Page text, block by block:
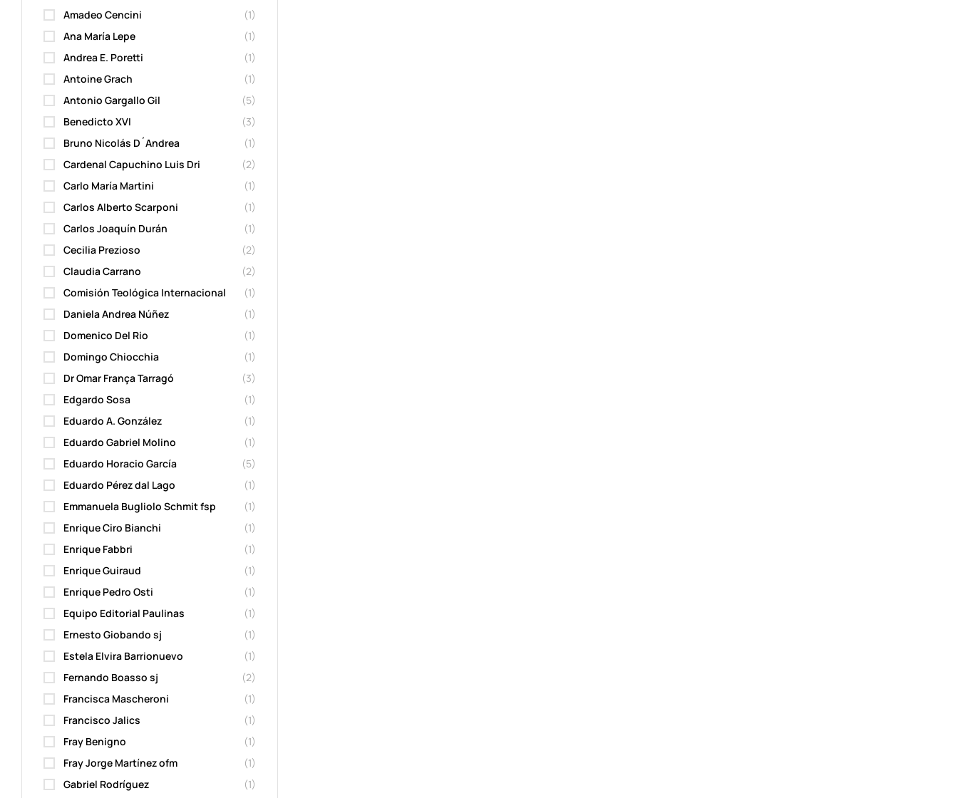
Amadeo Cencini
(1)
Ana María Lepe
(1)
Andrea E. Poretti
(1)
Antoine Grach
(1)
Antonio Gargallo Gil
(5)
Benedicto XVI
(3)
Bruno Nicolás D´Andrea
(1)
Cardenal Capuchino Luis Dri
(2)
Carlo María Martini
(1)
Carlos Alberto Scarponi
(1)
Carlos Joaquín Durán
(1)
Cecilia Prezioso
(2)
Claudia Carrano
(2)
Comisión Teológica Internacional
(1)
Daniela Andrea Núñez
(1)
Domenico Del Rio
(1)
Domingo Chiocchia
(1)
Dr Omar França Tarragó
(3)
Edgardo Sosa
(1)
Eduardo A. González
(1)
Eduardo Gabriel Molino
(1)
Eduardo Horacio García
(5)
Eduardo Pérez dal Lago
(1)
Emmanuela Bugliolo Schmit fsp
(1)
Enrique Ciro Bianchi
(1)
Enrique Fabbri
(1)
Enrique Guiraud
(1)
Enrique Pedro Osti
(1)
Equipo Editorial Paulinas
(1)
Ernesto Giobando sj
(1)
Estela Elvira Barrionuevo
(1)
Fernando Boasso sj
(2)
Francisca Mascheroni
(1)
Francisco Jalics
(1)
Fray Benigno
(1)
Fray Jorge Martínez ofm
(1)
Gabriel Rodríguez
(1)